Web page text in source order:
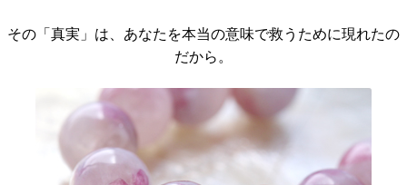
その「真実」は、あなたを本当の意味で救うために現れたの
だから。